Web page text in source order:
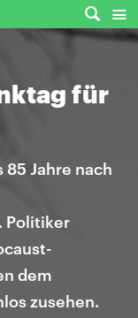
für
Jahre nach
Politiker
dem
zusehen.